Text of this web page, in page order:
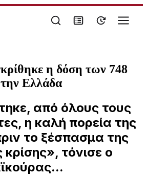
η δόση των 748
Ελλάδα
από όλους τους
η καλή πορεία της
το ξέσπασμα της
κρίσης», τόνισε ο